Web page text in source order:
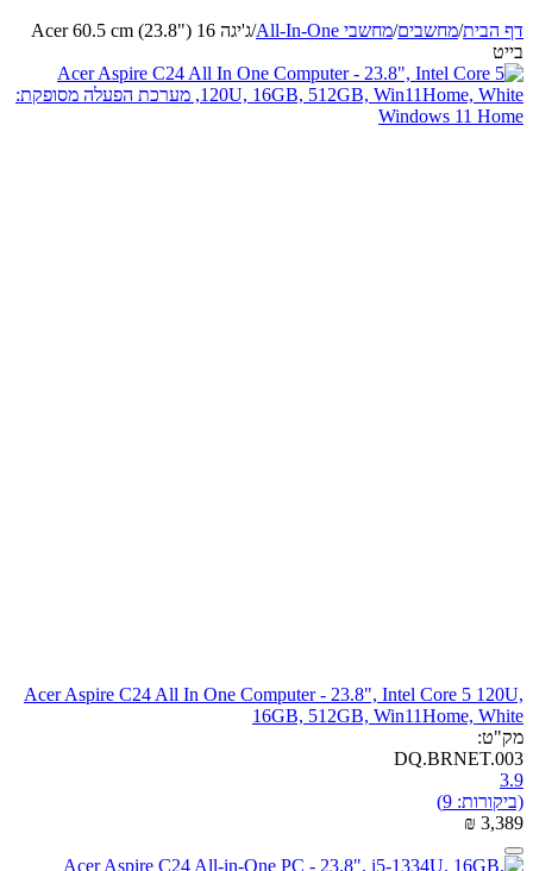
דף הבית/מחשבים/מחשבי All-In-One /
Acer 60.5 cm (23.8") 16 ג'יגה
בייט
Acer Aspire C24 All In One Computer - 23.8", Intel Core 5 120U,
16GB, 512GB, Win11Home, White
מק"ט:
DQ.BRNET.003
3.9
(ביקורות: 9)
₪ 3,389